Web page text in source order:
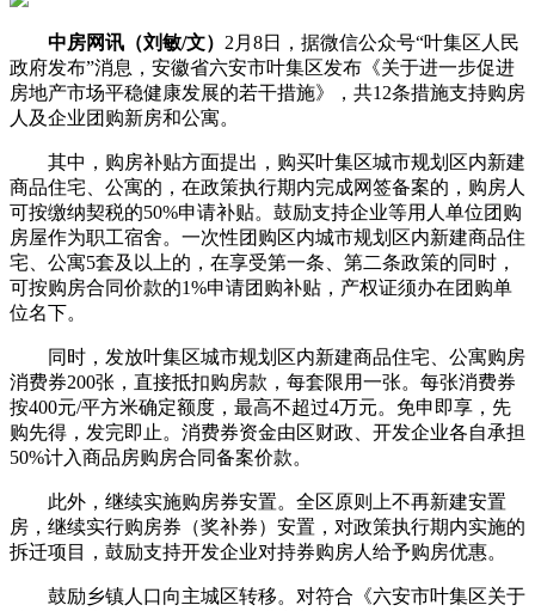
中房网讯（刘敏/文） 2月8日，据微信公众号“叶集区人民
政府发布”消息，安徽省六安市叶集区发布《关于进一步促进
房地产市场平稳健康发展的若干措施》，共12条措施支持购房
人及企业团购新房和公寓。
其中，购房补贴方面提出，购买叶集区城市规划区内新建
商品住宅、公寓的，在政策执行期内完成网签备案的，购房人
可按缴纳契税的50%申请补贴。鼓励支持企业等用人单位团购
房屋作为职工宿舍。一次性团购区内城市规划区内新建商品住
宅、公寓5套及以上的，在享受第一条、第二条政策的同时，
可按购房合同价款的1%申请团购补贴，产权证须办在团购单
位名下。
同时，发放叶集区城市规划区内新建商品住宅、公寓购房
消费券200张，直接抵扣购房款，每套限用一张。每张消费券
按400元/平方米确定额度，最高不超过4万元。免申即享，先
购先得，发完即止。消费券资金由区财政、开发企业各自承担
50%计入商品房购房合同备案价款。
此外，继续实施购房券安置。全区原则上不再新建安置
房，继续实行购房券（奖补券）安置，对政策执行期内实施的
拆迁项目，鼓励支持开发企业对持券购房人给予购房优惠。
鼓励乡镇人口向主城区转移。对符合《六安市叶集区关于